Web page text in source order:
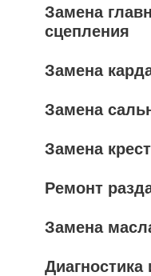
Замена
сцепления
Замена
Замена
Замена
Ремонт
Замена